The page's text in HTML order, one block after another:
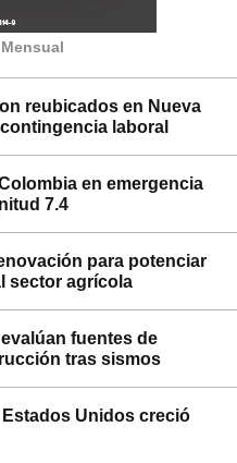
Mensual
reubicados en Nueva
laboral
en emergencia
7.4
para potenciar
sector agrícola
fuentes de
tras sismos
Unidos creció